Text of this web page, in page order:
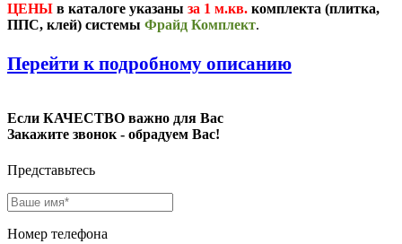
ЦЕНЫ в каталоге указаны за 1 м.кв. комплекта (плитка,
ППС, клей) системы Фрайд Комплект.
Перейти к подробному описанию
Если КАЧЕСТВО важно для Вас
Закажите звонок - обрадуем Вас!
Представьтесь
Номер телефона